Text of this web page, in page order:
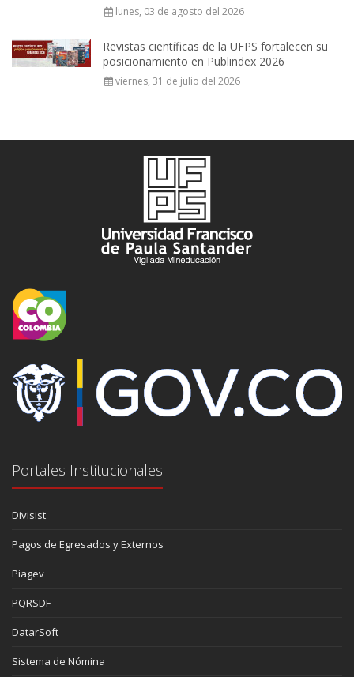
lunes, 03 de agosto del 2026
Revistas científicas de la UFPS fortalecen su
posicionamiento en Publindex 2026
viernes, 31 de julio del 2026
Portales Institucionales
Divisist
Pagos de Egresados y Externos
Piagev
PQRSDF
DatarSoft
Sistema de Nómina